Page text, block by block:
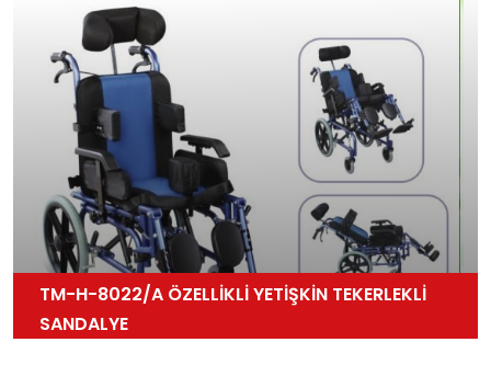
TM-H-8022/A ÖZELLİKLİ YETİŞKİN TEKERLEKLİ
SANDALYE